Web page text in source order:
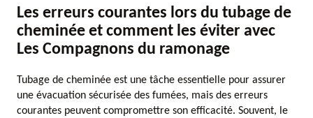
Les erreurs courantes lors du tubage de
cheminée et comment les éviter avec
Les Compagnons du ramonage
Tubage de cheminée est une tâche essentielle pour assurer
une évacuation sécurisée des fumées, mais des erreurs
courantes peuvent compromettre son efficacité. Souvent, le